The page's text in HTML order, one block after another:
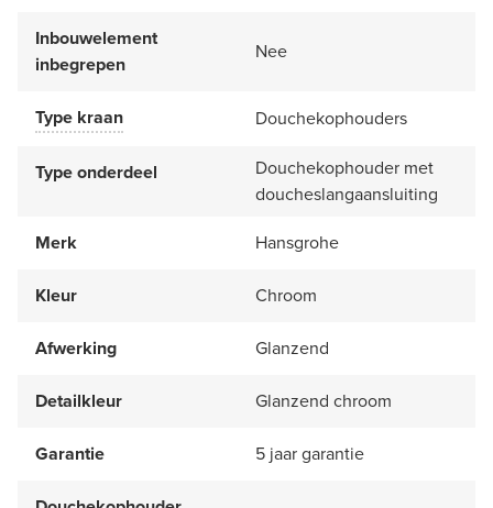
Inbouwelement
inbegrepen
Nee
Type kraan Douchekophouders
Type onderdeel
Douchekophouder met
doucheslangaansluiting
Merk
Hansgrohe
Kleur Chroom
Afwerking Glanzend
Detailkleur Glanzend chroom
Garantie 5 jaar garantie